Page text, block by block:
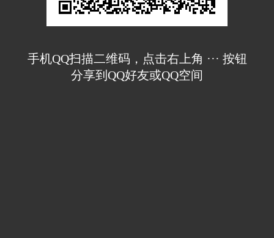
手机QQ扫描二维码，点击右上角 ··· 按钮
分享到QQ好友或QQ空间